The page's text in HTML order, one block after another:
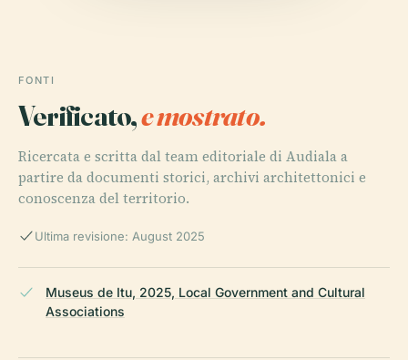
FONTI
Verificato,e mostrato.
Ricercata e scritta dal team editoriale di Audiala a
partire da documenti storici, archivi architettonici e
conoscenza del territorio.
Ultima revisione: August 2025
Museus de Itu, 2025, Local Government and Cultural
Associations